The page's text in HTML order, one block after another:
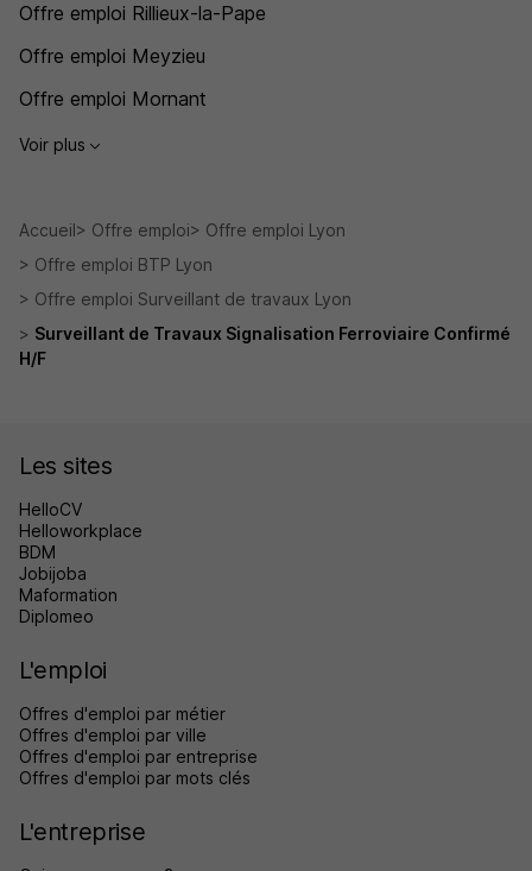
Offre emploi Rillieux-la-Pape
Offre emploi Meyzieu
Offre emploi Mornant
Voir plus
Accueil Offre emploi
Offre emploi Lyon
Offre emploi BTP Lyon
Offre emploi Surveillant de travaux Lyon
Surveillant de Travaux Signalisation Ferroviaire Confirmé
H/F
Les sites
HelloCV
Helloworkplace
BDM
Jobijoba
Maformation
Diplomeo
L'emploi
Offres d'emploi par métier
Offres d'emploi par ville
Offres d'emploi par entreprise
Offres d'emploi par mots clés
L'entreprise